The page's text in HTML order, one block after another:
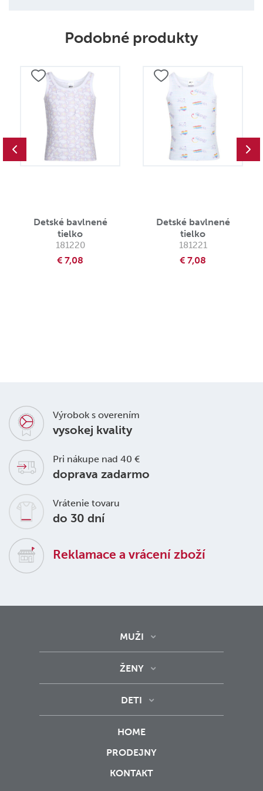
Podobné produkty
Detské bavlnené
tielko
181220
€ 7,08
Detské bavlnené
tielko
181221
€ 7,08
Výrobok s overením
vysokej kvality
Pri nákupe nad 40 €
doprava zadarmo
Vrátenie tovaru
do 30 dní
Reklamace a vrácení zboží
MUŽI
ŽENY
DETI
HOME
PRODEJNY
KONTAKT